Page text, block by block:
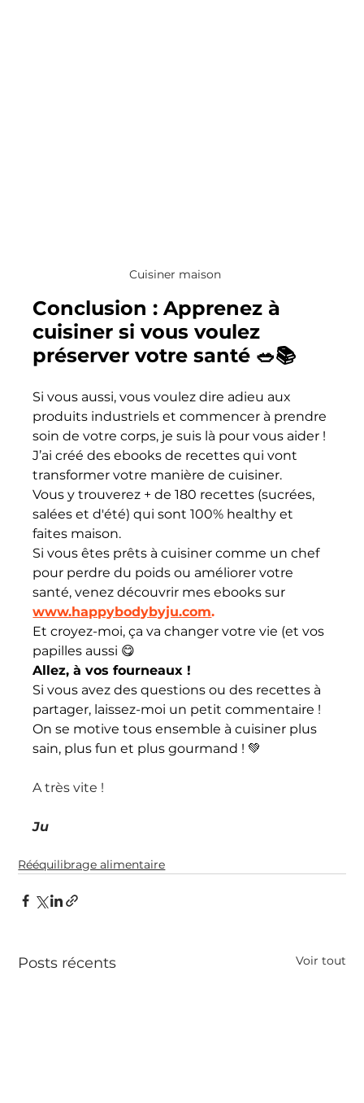
Cuisiner maison
Conclusion : Apprenez à
cuisiner si vous voulez
préserver votre santé 🥗📚
Si vous aussi, vous voulez dire adieu aux
produits industriels et commencer à prendre
soin de votre corps, je suis là pour vous aider !
J’ai créé des ebooks de recettes qui vont
transformer votre manière de cuisiner.
Vous y trouverez + de 180 recettes (sucrées,
salées et d'été) qui sont 100% healthy et
faites maison.
Si vous êtes prêts à cuisiner comme un chef
pour perdre du poids ou améliorer votre
santé, venez découvrir mes ebooks sur
www.happybodybyju.com.
Et croyez-moi, ça va changer votre vie (et vos
papilles aussi 😋
Allez, à vos fourneaux !
Si vous avez des questions ou des recettes à
partager, laissez-moi un petit commentaire !
On se motive tous ensemble à cuisiner plus
sain, plus fun et plus gourmand ! 💚
A très vite !
Ju
Rééquilibrage alimentaire
Posts récents Voir tout